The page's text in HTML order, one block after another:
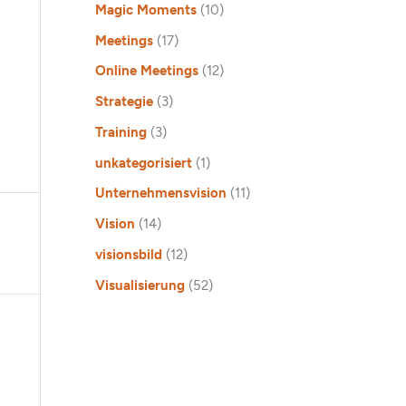
Magic Moments(10)
Meetings(17)
Online Meetings(12)
Strategie(3)
Training(3)
unkategorisiert(1)
Unternehmensvision (11)
Vision (14)
visionsbild (12)
Visualisierung(52)